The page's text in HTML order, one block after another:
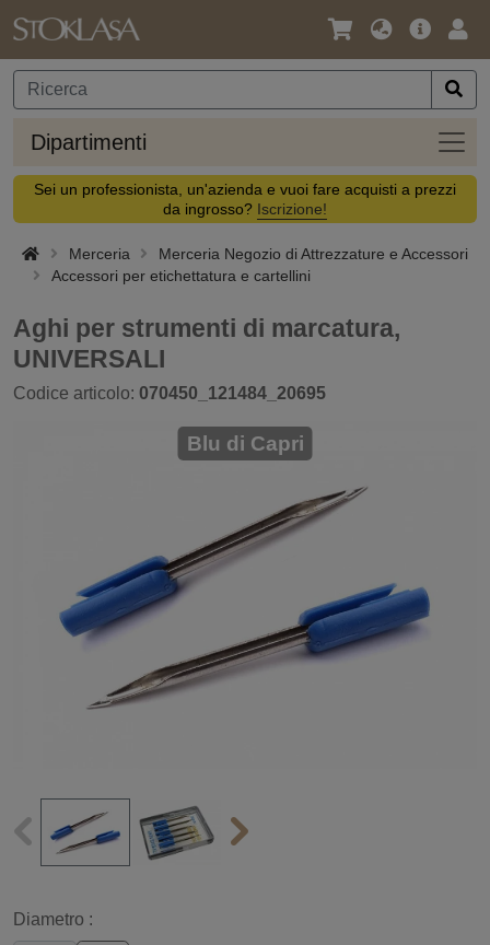
Lingua
Valuta
Offerta
Dipartimenti
Sei un professionista, un'azienda e vuoi fare acquisti a prezzi
da ingrosso? Iscrizione!
Merceria
Merceria Negozio di Attrezzature e Accessori
Accessori per etichettatura e cartellini
Aghi per strumenti di marcatura,
UNIVERSALI
Codice articolo: 070450_121484_20695
Blu di Capri
Diametro :